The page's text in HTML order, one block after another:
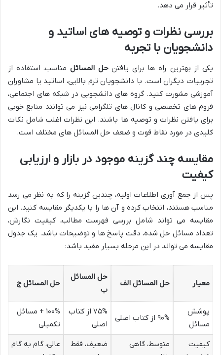
تأثیر قرار می دهد.
بررسی نظرات و توصیه های اساتید و
دانشجویان با تجربه
یکی از بهترین راه ها برای یافتنحل المسائل مناسب، استفاده از
تجربیات دیگران است. با دانشجویان ترم بالایی، اساتید یا مشاوران
آموزشی مشورت کنید. گروه های دانشجویی در شبکه های اجتماعی،
فروم های تخصصی و کانال های تلگرامی نیز می توانند منابع خوبی
برای یافتن نظرات و توصیه ها باشند. این نظرات اغلب شامل نکات
کلیدی در مورد نقاط قوت و ضعف حل المسائل های مختلف است.
مقایسه چند گزینه موجود در بازار و ارزیابی
کیفیت
پس از جمع آوری اطلاعات اولیه، چندین گزینه را که به نظر می رسد
مناسب هستند، انتخاب کرده و آن ها را با یکدیگر مقایسه کنید. این
مقایسه می تواند شامل بررسی فهرست مطالب، کیفیت نگارش،
تعداد مسائل حل شده، دقت پاسخ ها و توضیحات باشد. یک جدول
مقایسه می تواند در این مرحله بسیار مفید باشد:
معیار حل المسائل الف
حل المسائل
ب
حل المسائل ج
پوشش
مسائل
۹۰% از کتاب اصلی
۷۵% از کتاب
اصلی
۱۰۰% + مسائل
تکمیلی
کیفیت
متوسط، گاهی
ضعیف، فقط
عالی، گام به گام